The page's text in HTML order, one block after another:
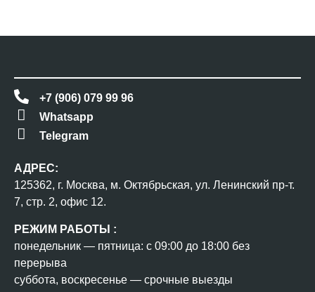
+7 (906) 079 99 96
Whatsapp
Telegram
АДРЕС:
125362, г. Москва, м. Октябрьская, ул. Ленинский пр-т.
7, стр. 2, офис 12.
РЕЖИМ РАБОТЫ :
понедельник — пятница: с 09:00 до 18:00 без
перерыва
суббота, воскресенье — срочные выезды